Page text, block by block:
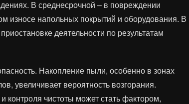
В среднесрочной – в повреждении
износе напольных покрытий и оборудования. В
деятельности по результатам
Накопление пыли, особенно в зонах
увеличивает вероятность возгорания.
контроля чистоты может стать фактором,